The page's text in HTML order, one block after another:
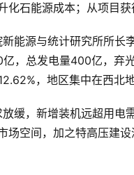
化石能源成本；从项目
新能源与统计研究所所长
亿，总发电量400亿，弃
，地区集中在西北
场空间，加之特高压建